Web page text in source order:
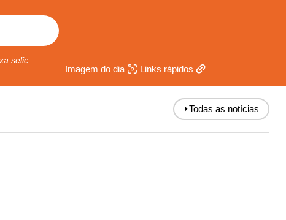
selic
Imagem do dia Links rápidos
⏵Todas as notícias